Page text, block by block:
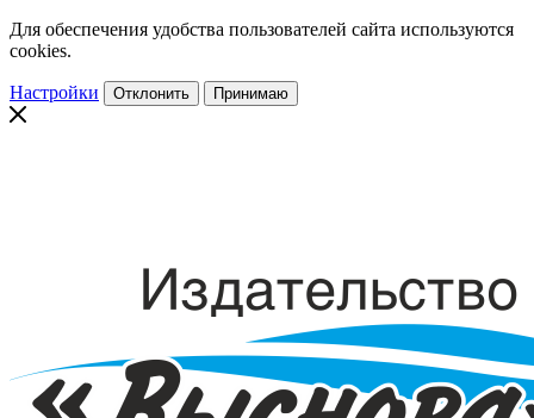
Для обеспечения удобства пользователей сайта используются
cookies.
Настройки Отклонить Принимаю